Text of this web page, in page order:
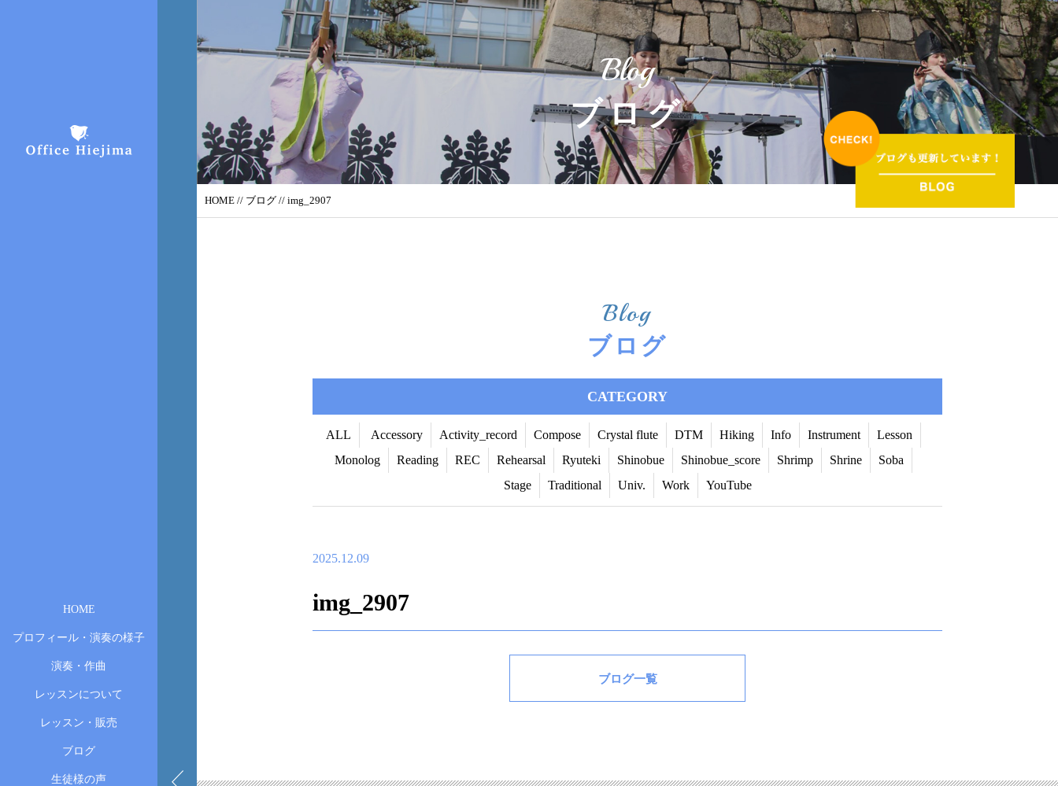
HOME
プロフィール・演奏の様子
演奏・作曲
レッスンについて
レッスン・販売
ブログ
生徒様の声
Blog
ブログ
HOME // ブログ // img_2907
Blog
ブログ
CATEGORY
ALL Accessory Activity_record Compose Crystal flute DTM Hiking Info Instrument
Lesson
Monolog
Reading REC Rehearsal Ryuteki Shinobue Shinobue_score Shrimp Shrine
Soba
Stage
Traditional Univ. Work YouTube
2025.12.09
img_2907
ブログ一覧